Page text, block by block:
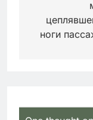
ноги